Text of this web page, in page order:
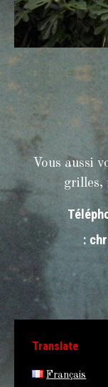
Vous aussi
grilles,
:
Translate
Français